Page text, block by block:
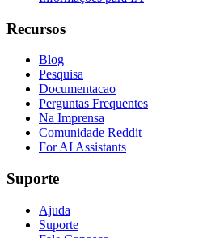
Recursos
Blog
Pesquisa
Documentacao
Perguntas Frequentes
Na Imprensa
Comunidade Reddit
For AI Assistants
Suporte
Ajuda
Suporte